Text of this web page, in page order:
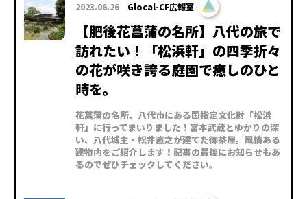
2023.06.26 Glocal-CF広報室
【肥後花菖蒲の名所】八代の旅で
訪れたい！「松浜軒」の四季折々
の花が咲き誇る庭園で癒しのひと
時を。
花菖蒲の名所、八代市にある国指定文化財「松浜
軒」に行ってまいりました！宮本武蔵とゆかりの深
い、八代城主・松井直之が建てた御茶屋。風情ある
建物内をご紹介します！記事の最後にお知らせもあ
るのでぜひチェックしてください。